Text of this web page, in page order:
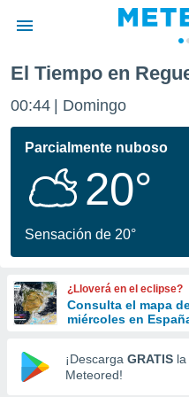
de
por
se
calidad.
a este
las
y
forma
digital
basada
El Tiempo en
00:44 Domingo
Parcialmente nuboso
20°
Sensación de 20°
¿Lloverá en el eclipse?
Consulta el mapa
miércoles en
¡Descarga GRATIS
Meteored!